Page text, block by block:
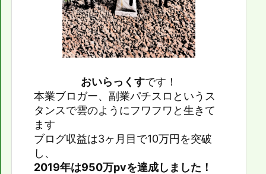
おいらっくすです！
本業ブロガー、副業パチスロというス
タンスで雲のようにフワフワと生きて
ます
ブログ収益は3ヶ月目で10万円を突破
し、
2019年は950万pvを達成しました！